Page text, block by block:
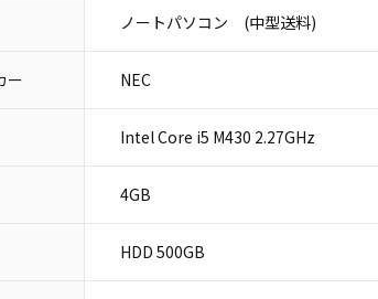
ノートパソコン (中型送料)
ー NEC
Intel Core i5 M430 2.27GHz
4GB
HDD 500GB